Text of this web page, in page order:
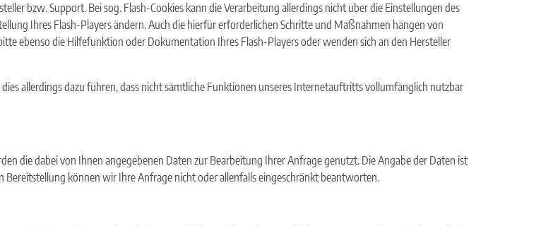
bzw. Support. Bei sog. Flash-Cookies kann die Verarbeitung allerdings nicht über die Einstellungen des
Ihres Flash-Players ändern. Auch die hierfür erforderlichen Schritte und Maßnahmen hängen von
ebenso die Hilfefunktion oder Dokumentation Ihres Flash-Players oder wenden sich an den Hersteller
allerdings dazu führen, dass nicht sämtliche Funktionen unseres Internetauftritts vollumfänglich nutzbar
die dabei von Ihnen angegebenen Daten zur Bearbeitung Ihrer Anfrage genutzt. Die Angabe der Daten ist
können wir Ihre Anfrage nicht oder allenfalls eingeschränkt beantworten.